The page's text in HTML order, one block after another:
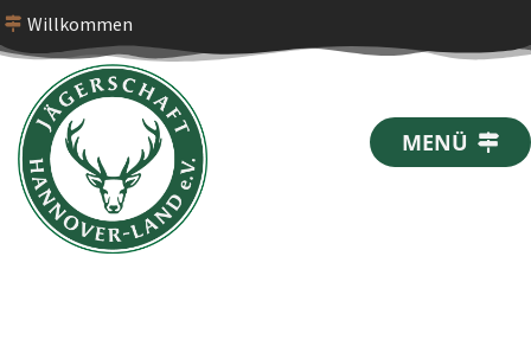
Willkommen
MENÜ